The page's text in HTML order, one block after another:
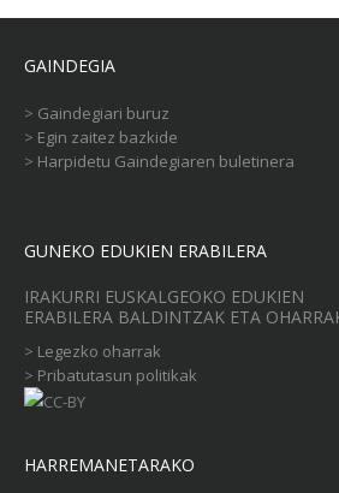
GAINDEGIA
> Gaindegiari buruz
> Egin zaitez bazkide
> Harpidetu Gaindegiaren buletinera
GUNEKO EDUKIEN ERABILERA
IRAKURRI EUSKALGEOKO EDUKIEN
ERABILERA BALDINTZAK ETA
> Legezko oharrak
> Pribatutasun politikak
HARREMANETARAKO